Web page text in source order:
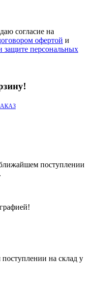
согласие на
офертой и
защите персональных
поступлении
на склад у